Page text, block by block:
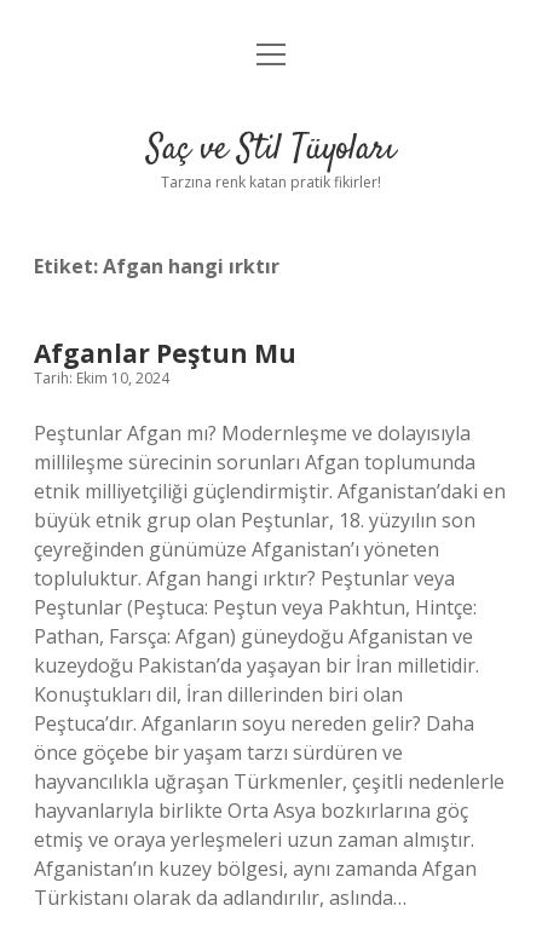
Anasayfa
Yasal Uyarı
menüyü
Saç ve Stil Tüyoları
Tarzına renk katan pratik fikirler!
Etiket:Afgan hangi ırktır
Afganlar Peştun Mu
Tarih: Ekim 10, 2024
Peştunlar Afgan mı? Modernleşme ve dolayısıyla
millileşme sürecinin sorunları Afgan toplumunda
etnik milliyetçiliği güçlendirmiştir. Afganistan’daki en
büyük etnik grup olan Peştunlar, 18. yüzyılın son
çeyreğinden günümüze Afganistan’ı yöneten
topluluktur. Afgan hangi ırktır? Peştunlar veya
Peştunlar (Peştuca: Peştun veya Pakhtun, Hintçe:
Pathan, Farsça: Afgan) güneydoğu Afganistan ve
kuzeydoğu Pakistan’da yaşayan bir İran milletidir.
Konuştukları dil, İran dillerinden biri olan
Peştuca’dır. Afganların soyu nereden gelir? Daha
önce göçebe bir yaşam tarzı sürdüren ve
hayvancılıkla uğraşan Türkmenler, çeşitli nedenlerle
hayvanlarıyla birlikte Orta Asya bozkırlarına göç
etmiş ve oraya yerleşmeleri uzun zaman almıştır.
Afganistan’ın kuzey bölgesi, aynı zamanda Afgan
Türkistanı olarak da adlandırılır, aslında…